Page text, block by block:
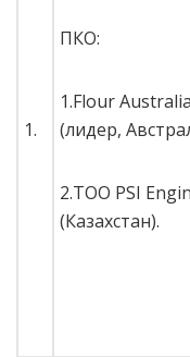
1.
ПКО:
1.Flour
(лидер,
2.ТОО PSI
(Казахстан).